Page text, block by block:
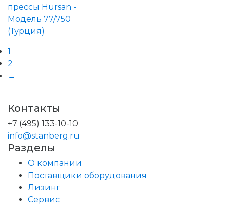
1
2
→
Контакты
+7 (495) 133-10-10
info@stanberg.ru
Разделы
О компании
Поставщики оборудования
Лизинг
Сервис